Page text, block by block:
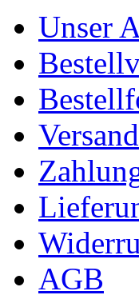
Unser
AGB